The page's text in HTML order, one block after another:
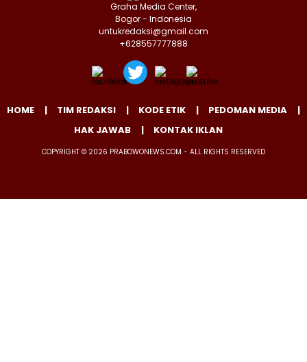
Graha Media Center,
Bogor - Indonesia
untukredaksi@gmail.com
+628557777888
HOME TIM REDAKSI KODE ETIK
PEDOMAN MEDIA
HAK JAWAB
KONTAK IKLAN
COPYRIGHT © 2026 PRABOWONEWS.COM - ALL RIGHTS RESERVED